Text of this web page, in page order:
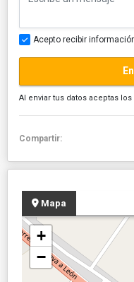
Acepto recibir
Al enviar tus datos aceptas los
Compartir:
Mapa
+
−